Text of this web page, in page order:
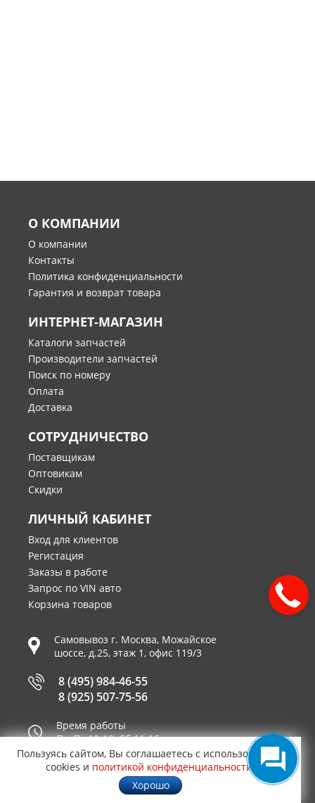
О КОМПАНИИ
О компании
Контакты
Политика конфиденциальности
Гарантия и возврат товара
ИНТЕРНЕТ-МАГАЗИН
Каталоги запчастей
Производители запчастей
Поиск по номеру
Оплата
Доставка
СОТРУДНИЧЕСТВО
Поставщикам
Оптовикам
Скидки
ЛИЧНЫЙ КАБИНЕТ
Вход для клиентов
Регистация
Заказы в работе
Запрос по VIN авто
Корзина товаров
Самовывоз г. Москва, Можайское
шоссе, д.25, этаж 1, офис 119/3
8 (495) 984-46-55
8 (925) 507-75-56
Время работы
Пн-Пт 10-19, Сб 11-16
Принимаем к оплате
Пользуясь сайтом, Вы соглашаетесь с использованием
cookies и политикой конфиденциальности
Хорошо